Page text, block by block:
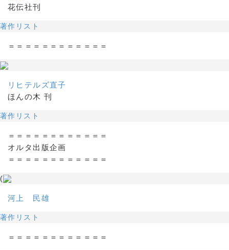
花伝社刊
著作リスト
＝＝＝＝＝＝＝＝＝＝＝＝
リヒテルズ直子
ほんの木 刊
著作リスト
＝＝＝＝＝＝＝＝＝＝＝＝
オルタ出版企画
＝＝＝＝＝＝＝＝＝＝＝＝
(
河上 民雄
著作リスト
＝＝＝＝＝＝＝＝＝＝＝＝